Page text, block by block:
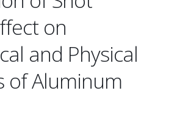
on
and Physical
of Aluminum